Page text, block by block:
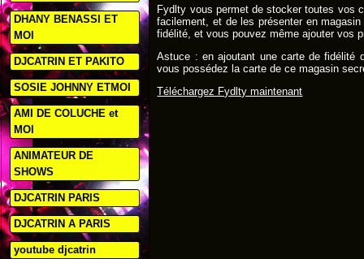
DHANY BENASSI ET
MOI
DJCATRIN ET PAKITO
SOSIE JOHNNY ETMOI
AMI DE COLUCHE et
MOI
ANIMATEUR DE
SHOWS
DJCATRIN PARIS
DJCATRIN A PARIS
youtube djcatrin
Fydlty vous permet de stocker toutes vos
facilement, et de les présenter en
fidélité, et vous pouvez même ajouter vos
Astuce : en ajoutant une carte de fidélité
vous possédez la carte de ce magasin
Téléchargez Fydlty maintenant